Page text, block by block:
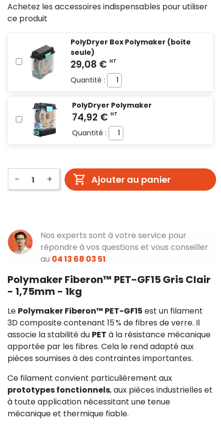
Achetez les accessoires indispensables pour utiliser
ce produit
PolyDryer Box Polymaker (boite
seule)
Quantité :
PolyDryer Polymaker
Quantité :
- + Ajouter au panier
Nos experts sont à votre service pour
répondre à vos questions et vous conseiller
au 04 13 68 03 51.
Polymaker Fiberon™ PET-GF15 Gris Clair
- 1,75mm - 1kg
Le Polymaker Fiberon™ PET-GF15 est un filament
3D composite contenant 15 % de fibres de verre. Il
associe la stabilité du PET à la résistance mécanique
apportée par les fibres. Cela le rend adapté aux
pièces soumises à des contraintes importantes.
Ce filament convient particulièrement aux
prototypes fonctionnels, aux pièces industrielles et
à toute application nécessitant une tenue
mécanique et thermique fiable.